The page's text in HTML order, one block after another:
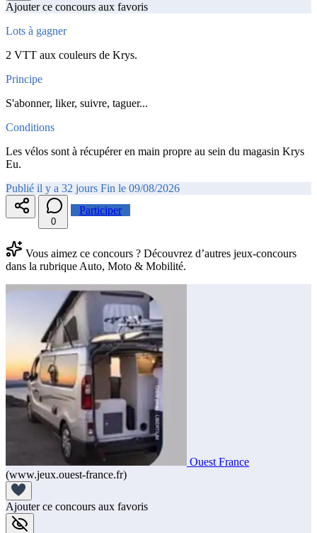
Ajouter ce concours aux favoris
Lots à gagner
2 VTT aux couleurs de Krys.
Principe
S'abonner, liker, suivre, taguer...
Conditions
Les vélos sont à récupérer en main propre au sein du magasin Krys
Eu.
Publié il y a 32 jours Fin le 09/08/2026
0
Participer
Vous aimez ce concours ? Découvrez d’autres jeux-concours
dans la rubrique Auto, Moto & Mobilité.
Ouest France
(www.jeux.ouest-france.fr)
Ajouter ce concours aux favoris